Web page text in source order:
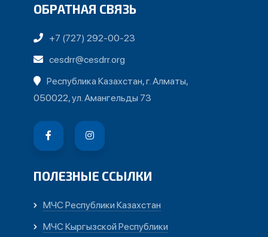
ОБРАТНАЯ СВЯЗЬ
+7 (727) 292-00-23
cesdrr@cesdrr.org
Республика Казахстан, г. Алматы,
050022, ул. Амангельды 73
ПОЛЕЗНЫЕ ССЫЛКИ
МЧС Республики Казахстан
МЧС Кыргызской Республики